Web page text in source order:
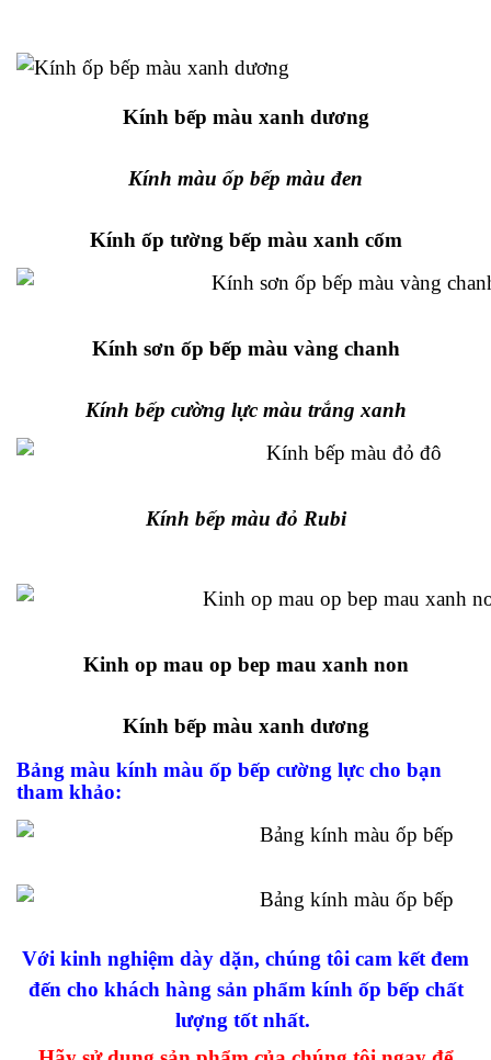
Kính bếp màu xanh dương
Kính màu ốp bếp màu đen
Kính ốp tường bếp màu xanh cốm
Kính sơn ốp bếp màu vàng chanh
Kính bếp cường lực màu trắng xanh
Kính bếp màu đỏ Rubi
Kinh op mau op bep mau xanh non
Kính bếp màu xanh dương
Bảng màu kính màu ốp bếp cường lực cho bạn
tham khảo:
Với kinh nghiệm dày dặn, chúng tôi cam kết đem
đến cho khách hàng sản phẩm kính ốp bếp chất
lượng tốt nhất.